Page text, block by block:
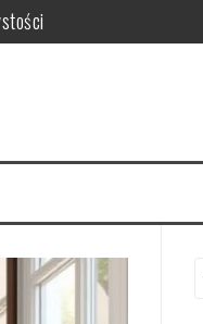
miejsce
i zabawy